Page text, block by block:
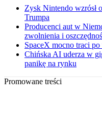
Zysk Nintendo wzrósł
Trumpa
Producenci aut w
zwolnienia i
SpaceX mocno traci
Chińska AI uderza w
panikę na rynku
Promowane treści